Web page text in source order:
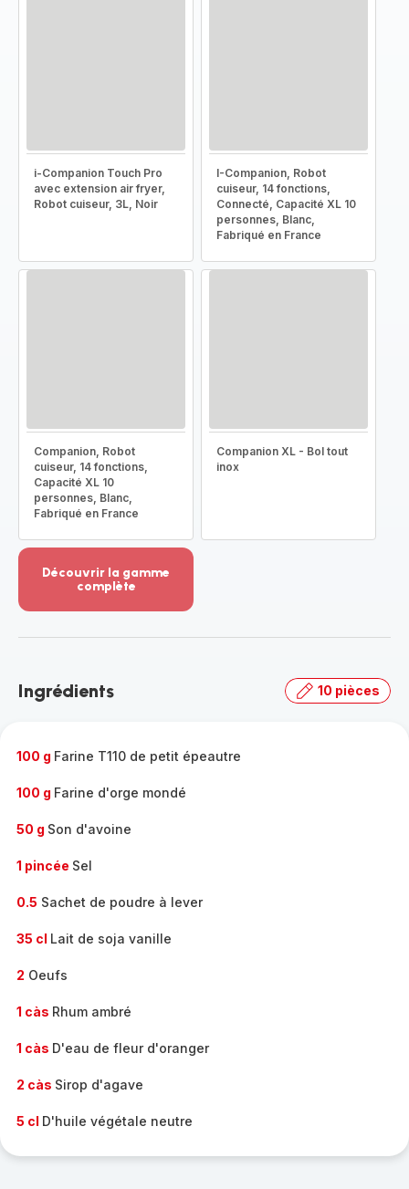
i-Companion Touch Pro
avec extension air fryer,
Robot cuiseur, 3L, Noir
I-Companion, Robot
cuiseur, 14 fonctions,
Connecté, Capacité XL 10
personnes, Blanc,
Fabriqué en France
Companion, Robot
cuiseur, 14 fonctions,
Capacité XL 10
personnes, Blanc,
Fabriqué en France
Companion XL - Bol tout
inox
Découvrir la gamme
complète
-
gamme
Ingrédients 10 pièces
100 g Farine T110 de petit épeautre
100 g Farine d'orge mondé
50 g Son d'avoine
1 pincée Sel
0.5 Sachet de poudre à lever
35 cl Lait de soja vanille
2 Oeufs
1 càs Rhum ambré
1 càs D'eau de fleur d'oranger
2 càs Sirop d'agave
5 cl D'huile végétale neutre